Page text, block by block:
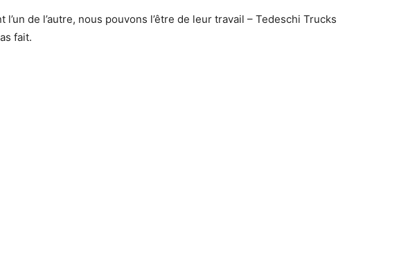
l’un de l’autre, nous pouvons l’être de leur travail – Tedeschi Trucks
fait.